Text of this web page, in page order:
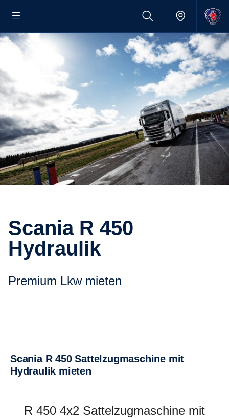
Scania R 450
Hydraulik
Premium Lkw mieten
Scania R 450 Sattel­zug­ma­schine mit
Hydraulik mieten
R 450 4x2 Sattelzugmaschine mit